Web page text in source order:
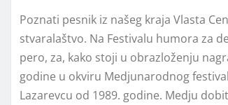
Poznati pesnik iz našeg kraja Vlasta
stvaralaštvo. Na Festivalu humora za
pero, za, kako stoji u obrazloženju
godine u okviru Medjunarodnog
Lazarevcu od 1989. godine. Medju